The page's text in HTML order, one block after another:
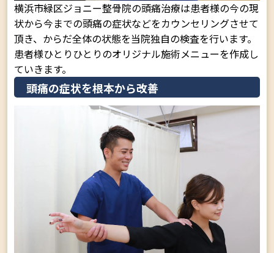
横浜市緑区ジョニー整骨院の頭痛治療は患者様の今の現
状から今までの頭痛の症状などをカウンセリングさせて
頂き、からだ全体の状態を当院独自の検査を行います。
患者様ひとりひとりのオリジナル施術メニューを作成し
ていきます。
頭痛の症状を根本から改善